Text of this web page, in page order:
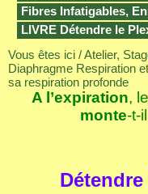
Fibres Infatigables,
LIVRE Détendre le
Vous êtes ici /Atelier,
Diaphragme Respiration
sa respiration profonde
A l’expiration,
monte-t-